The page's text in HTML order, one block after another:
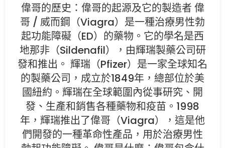
偉哥的歷史：偉哥的起源及它的製造者 偉
哥 / 威而鋼（Viagra）是一種治療男性勃
起功能障礙（ED）的藥物。它的學名是西
地那非（Sildenafil），由輝瑞製藥公司研
發和推出。 輝瑞（Pfizer）是一家全球知名
的製藥公司，成立於1849年，總部位於美
國紐約。輝瑞在全球範圍內從事研究、開
發、生產和銷售各種藥物和疫苗。1998
年，輝瑞推出了偉哥（Viagra），這是他
們開發的一種革命性產品，用於治療男性